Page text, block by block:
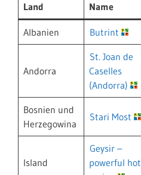
Land Name
Albanien Butrint
Andorra
St. Joan de
Caselles
(Andorra)
Bosnien und
Herzegowina
Stari Most
Island
Geysir –
powerful hot